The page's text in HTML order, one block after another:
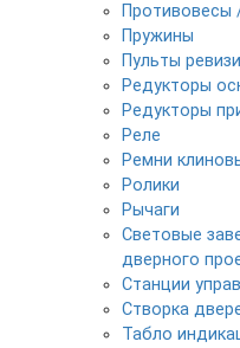
Противовесы
Пружины
Пульты
Редукторы
Редукторы
Реле
Ремни
Ролики
Рычаги
Световые
дверного
Станции
Створка
Табло